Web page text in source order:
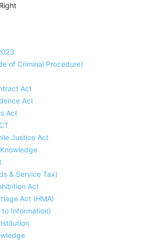
of Criminal Procedure)
Act
Act
Act
Justice Act
& Service Tax)
Act
Act (HMA)
to Information)